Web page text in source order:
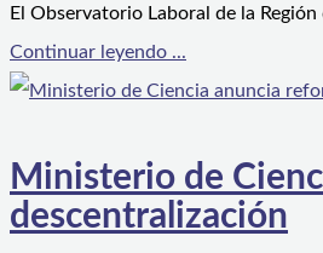
El Observatorio Laboral de la
Continuar leyendo ...
Ministerio de
descentralización